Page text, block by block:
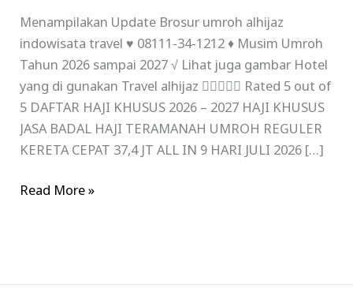
Menampilakan Update Brosur umroh alhijaz
indowisata travel ♥ 08111-34-1212 ♦ Musim Umroh
Tahun 2026 sampai 2027 √ Lihat juga gambar Hotel
yang di gunakan Travel alhijaz  Rated 5 out of
5 DAFTAR HAJI KHUSUS 2026 – 2027 HAJI KHUSUS
JASA BADAL HAJI TERAMANAH UMROH REGULER
KERETA CEPAT 37,4 JT ALL IN 9 HARI JULI 2026 […]
Read More »